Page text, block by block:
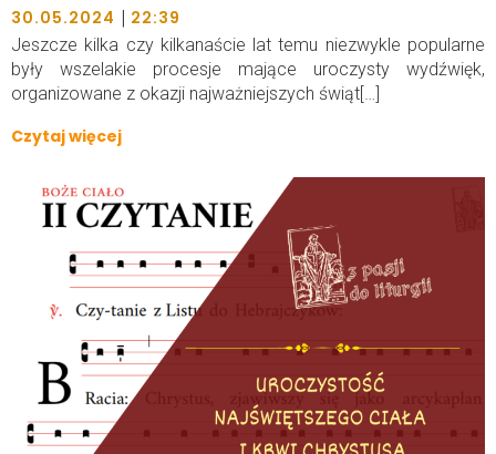
30.05.2024 | 22:39
Jeszcze kilka czy kilkanaście lat temu niezwykle popularne
były wszelakie procesje mające uroczysty wydźwięk,
organizowane z okazji najważniejszych świąt[…]
Czytaj więcej